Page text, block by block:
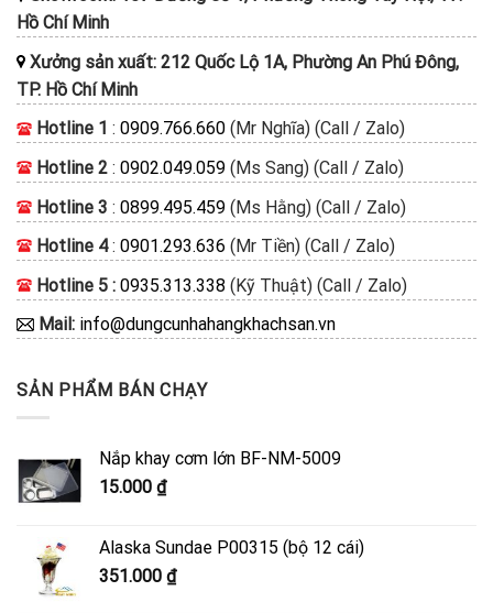
Hồ Chí Minh
Xưởng sản xuất: 212 Quốc Lộ 1A, Phường An Phú Đông,
TP. Hồ Chí Minh
Hotline 1 : 0909.766.660 (Mr Nghĩa) (Call / Zalo)
Hotline 2 : 0902.049.059 (Ms Sang) (Call / Zalo)
Hotline 3 : 0899.495.459 (Ms Hằng) (Call / Zalo)
Hotline 4: 0901.293.636 (Mr Tiền) (Call / Zalo)
Hotline 5 : 0935.313.338 (Kỹ Thuật) (Call / Zalo)
Mail: info@dungcunhahangkhachsan.vn
SẢN PHẨM BÁN CHẠY
Nắp khay cơm lớn BF-NM-5009
15.000 ₫
Alaska Sundae P00315 (bộ 12 cái)
351.000 ₫